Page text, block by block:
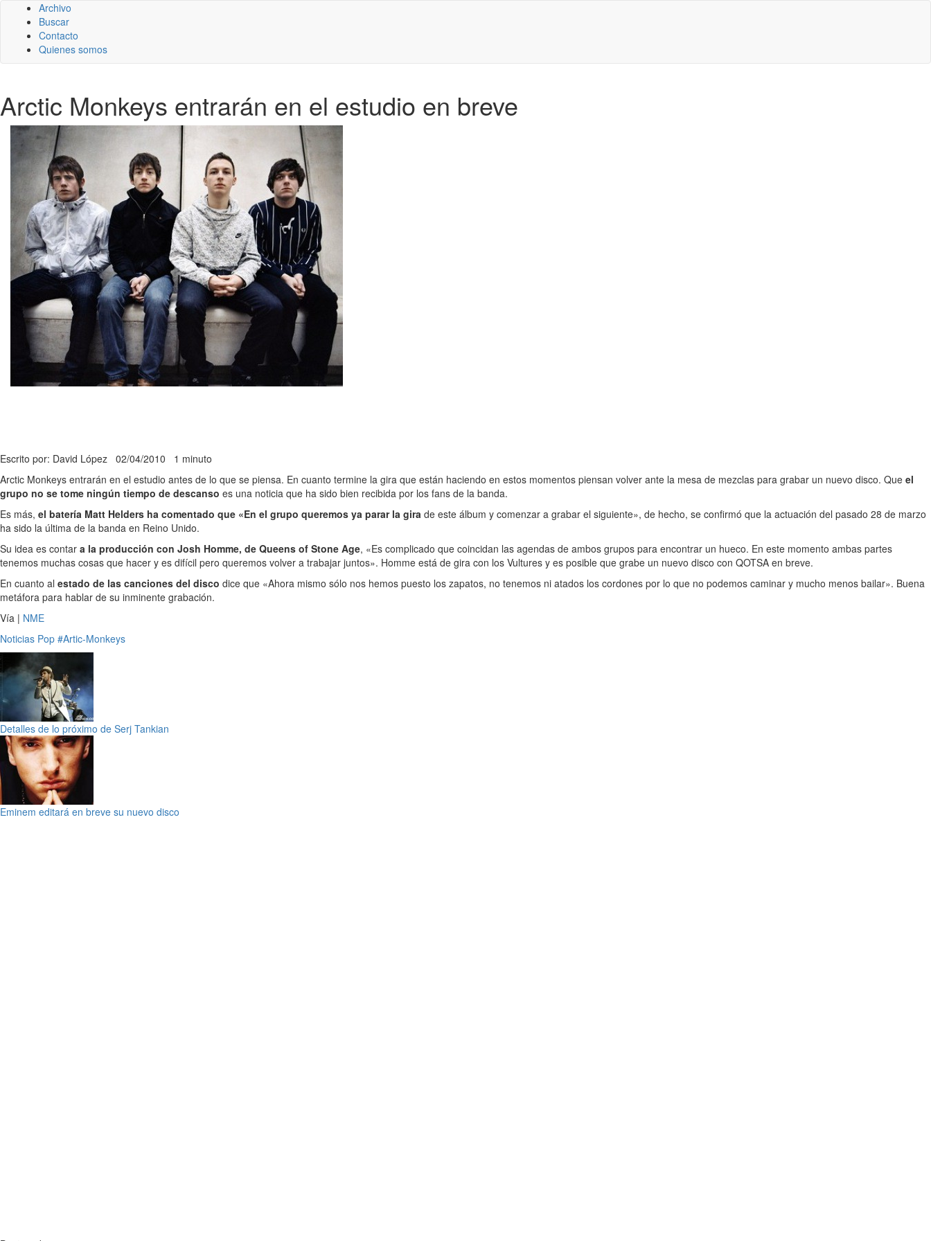
Archivo
Buscar
Contacto
Quienes somos
Arctic Monkeys entrarán en el estudio en breve
Escrito por: David López 02/04/2010 1 minuto
Arctic Monkeys entrarán en el estudio antes de lo que se piensa. En cuanto termine la gira que están haciendo en estos momentos piensan volver ante la mesa de mezclas para grabar un nuevo disco. Que el
grupo no se tome ningún tiempo de descanso es una noticia que ha sido bien recibida por los fans de la banda.
Es más, el batería Matt Helders ha comentado que «En el grupo queremos ya parar la gira de este álbum y comenzar a grabar el siguiente», de hecho, se confirmó que la actuación del pasado 28 de marzo
ha sido la última de la banda en Reino Unido.
Su idea es contar a la producción con Josh Homme, de Queens of Stone Age, «Es complicado que coincidan las agendas de ambos grupos para encontrar un hueco. En este momento ambas partes
tenemos muchas cosas que hacer y es difícil pero queremos volver a trabajar juntos». Homme está de gira con los Vultures y es posible que grabe un nuevo disco con QOTSA en breve.
En cuanto al estado de las canciones del disco dice que «Ahora mismo sólo nos hemos puesto los zapatos, no tenemos ni atados los cordones por lo que no podemos caminar y mucho menos bailar». Buena
metáfora para hablar de su inminente grabación.
Vía | NME
Noticias Pop #Artic-Monkeys
Detalles de lo próximo de Serj Tankian
Eminem editará en breve su nuevo disco